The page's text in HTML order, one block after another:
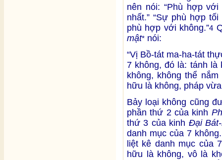
nên nói: “Phù hợp
nhất.” “Sự phù hợp
phù hợp với không.”4
mật* nói:
“Vị Bồ-tát ma-ha-tát
7 không, đó là: tánh
không, không thể
hữu là không, pháp
Bảy loại không cũng
phần thứ 2 của kinh
thứ 3 của kinh Đại
danh mục của 7
liệt kê danh mục của
hữu là không, vô là